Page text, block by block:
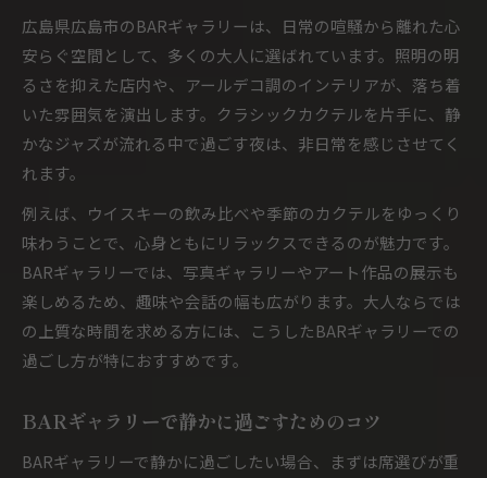
広島県広島市のBARギャラリーは、日常の喧騒から離れた心
安らぐ空間として、多くの大人に選ばれています。照明の明
るさを抑えた店内や、アールデコ調のインテリアが、落ち着
いた雰囲気を演出します。クラシックカクテルを片手に、静
かなジャズが流れる中で過ごす夜は、非日常を感じさせてく
れます。
例えば、ウイスキーの飲み比べや季節のカクテルをゆっくり
味わうことで、心身ともにリラックスできるのが魅力です。
BARギャラリーでは、写真ギャラリーやアート作品の展示も
楽しめるため、趣味や会話の幅も広がります。大人ならでは
の上質な時間を求める方には、こうしたBARギャラリーでの
過ごし方が特におすすめです。
BARギャラリーで静かに過ごすためのコツ
BARギャラリーで静かに過ごしたい場合、まずは席選びが重